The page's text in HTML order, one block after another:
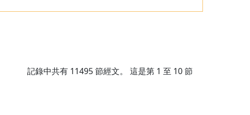
記錄中共有 11495節經文。 這是第 1 至 10 節